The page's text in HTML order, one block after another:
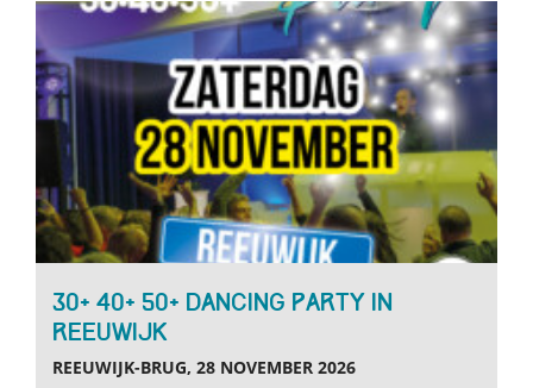
30+ 40+ 50+ Dancing Party in
Reeuwijk
REEUWIJK-BRUG, 28 NOVEMBER 2026